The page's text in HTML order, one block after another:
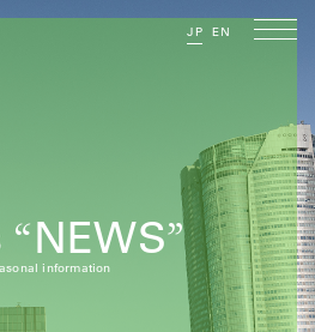
JP EN
“NEWS”
information